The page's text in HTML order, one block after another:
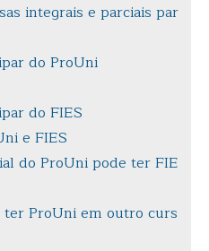
integrais e parciais par
do ProUni
do FIES
e FIES
do ProUni pode ter FIE
ProUni em outro curs